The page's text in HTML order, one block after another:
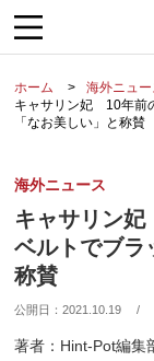
ホーム
海外ニュー
キャサリン妃 10年前
「なお美しい」と称賛
海外ニュース
キャサリン
ベルトでブ
称賛
公開日：2021.10.19 /
著者：Hint-Pot編集